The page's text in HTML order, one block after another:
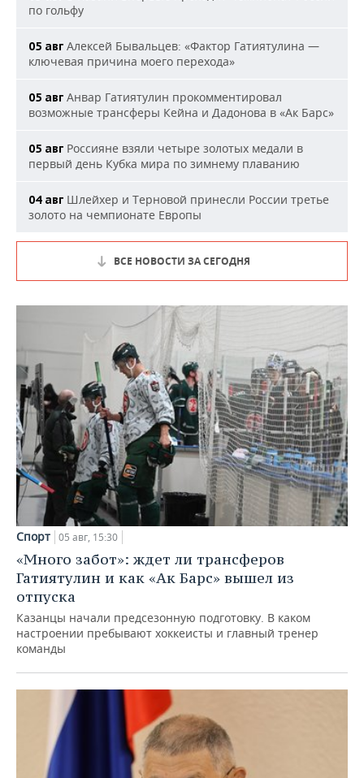
по гольфу
05 авг Алексей Бывальцев: «Фактор Гатиятулина —
ключевая причина моего перехода»
05 авг Анвар Гатиятулин прокомментировал
возможные трансферы Кейна и Дадонова в «Ак Барс»
05 авг Россияне взяли четыре золотых медали в
первый день Кубка мира по зимнему плаванию
04 авг Шлейхер и Терновой принесли России третье
золото на чемпионате Европы
ВСЕ НОВОСТИ ЗА СЕГОДНЯ
Спорт 05 авг, 15:30
«Много забот»: ждет ли трансферов
Гатиятулин и как «Ак Барс» вышел из
отпуска
Казанцы начали предсезонную подготовку. В каком
настроении пребывают хоккеисты и главный тренер
команды